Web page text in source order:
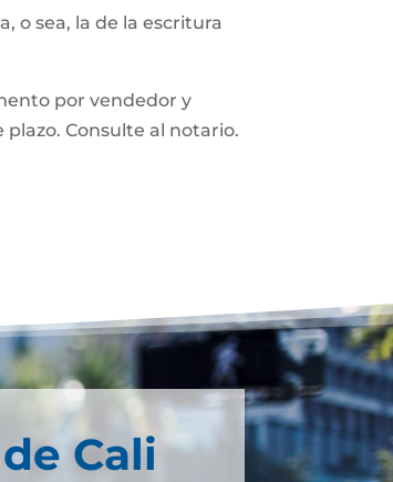
o sea, la de la escritura
por vendedor y
Consulte al notario.
Cali